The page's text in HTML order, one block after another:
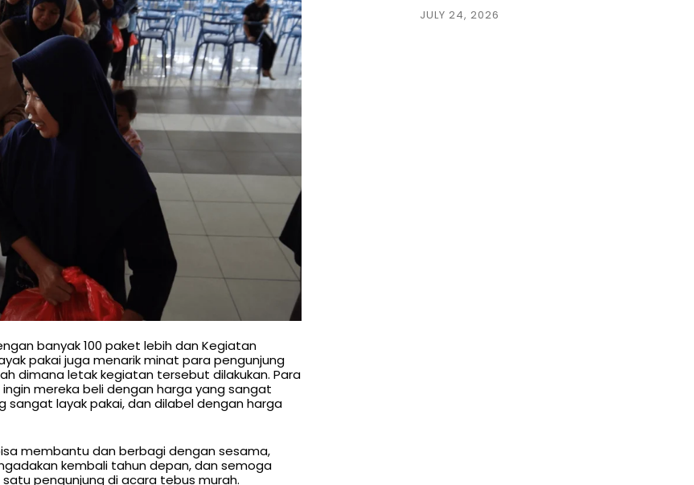
banyak 100 paket lebih dan Kegiatan
pakai juga menarik minat para pengunjung
dimana letak kegiatan tersebut dilakukan. Para
mereka beli dengan harga yang sangat
sangat layak pakai, dan dilabel dengan harga
membantu dan berbagi dengan sesama,
kembali tahun depan, dan semoga
satu pengunjung di acara tebus murah.
JULY 24, 2026